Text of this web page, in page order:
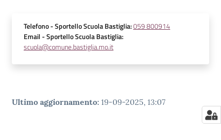
Telefono- Sportello Scuola Bastiglia:059 800914
Email- Sportello Scuola Bastiglia:
scuola@comune.bastiglia.mo.it
Ultimo aggiornamento: 19-09-2025, 13:07